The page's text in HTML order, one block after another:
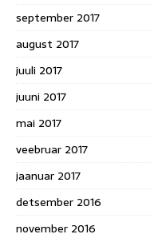
september 2017
august 2017
juuli 2017
juuni 2017
mai 2017
veebruar 2017
jaanuar 2017
detsember 2016
november 2016